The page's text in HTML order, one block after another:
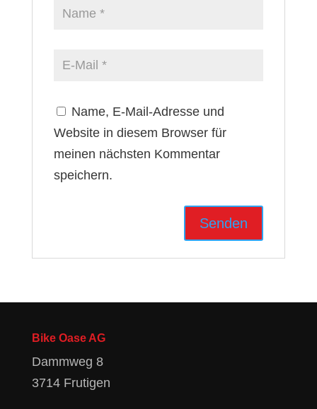
Name, E-Mail-Adresse und
Website in diesem Browser für
meinen nächsten Kommentar
speichern.
Bike Oase AG
Dammweg 8
3714 Frutigen